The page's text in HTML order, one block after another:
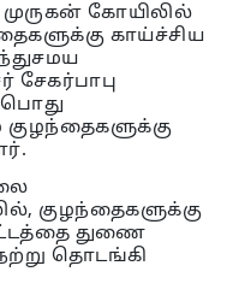
முருகன் கோயிலில்
காய்ச்சிய
குழந்தைகளுக்கு
துணை
தொடங்கி